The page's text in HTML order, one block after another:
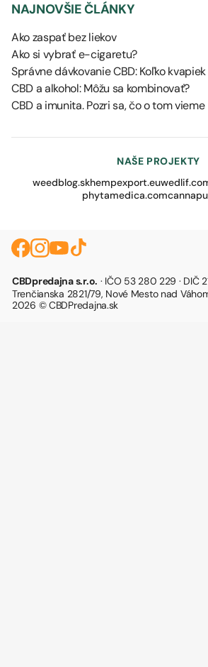
NAJNOVŠIE ČLÁNKY
Ako zaspať bez liekov
Ako si vybrať e-cigaretu?
Správne dávkovanie CBD: Koľko
CBD a alkohol: Môžu sa kombinovať?
CBD a imunita. Pozri sa, čo o tom vieme
NAŠE PROJEKTY
weedblog.skhempexport.eu
phytamedica.com
CBDpredajna s.r.o. · IČO 53 280 229 · DIČ
Trenčianska 2821/79, Nové Mesto nad
2026 © CBDPredajna.sk